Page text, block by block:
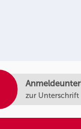
zur Unterschrift